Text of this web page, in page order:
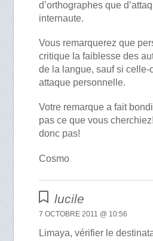
d’orthographes que
internaute.
Vous remarquerez que
critique la faiblesse des
de la langue, sauf si celle-
attaque personnelle.
Votre remarque a fait
pas ce que vous
donc pas!
Cosmo
lucile
7 OCTOBRE 2011 @ 10:56
Limaya, vérifier le